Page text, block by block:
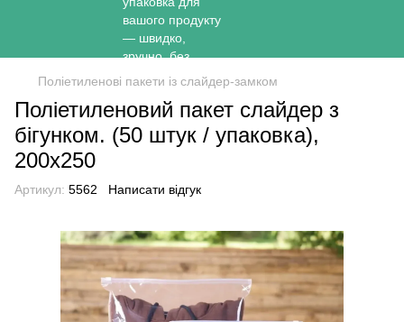
Поліетиленові пакети із слайдер-замком
Поліетиленовий пакет слайдер з
бігунком. (50 штук / упаковка),
200х250
Артикул: 5562 Написати відгук